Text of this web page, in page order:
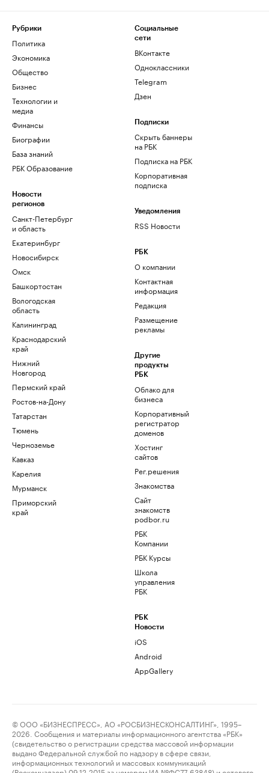
Рубрики
Политика
Экономика
Общество
Бизнес
Технологии и
медиа
Финансы
Биографии
База знаний
РБК Образование
Новости
регионов
Санкт-Петербург
и область
Екатеринбург
Новосибирск
Омск
Башкортостан
Вологодская
область
Калининград
Краснодарский
край
Нижний
Новгород
Пермский край
Ростов-на-Дону
Татарстан
Тюмень
Черноземье
Кавказ
Карелия
Мурманск
Приморский
край
Социальные
сети
ВКонтакте
Одноклассники
Telegram
Дзен
Подписки
Скрыть баннеры
на РБК
Подписка на РБК
Корпоративная
подписка
Уведомления
RSS Новости
РБК
О компании
Контактная
информация
Редакция
Размещение
рекламы
Другие
продукты
РБК
Облако для
бизнеса
Корпоративный
регистратор
доменов
Хостинг
сайтов
Рег.решения
Знакомства
Сайт
знакомств
podbor.ru
РБК
Компании
РБК Курсы
Школа
управления
РБК
РБК
Новости
iOS
Android
AppGallery
© ООО «БИЗНЕСПРЕСС», АО «РОСБИЗНЕСКОНСАЛТИНГ», 1995–
2026. Сообщения и материалы информационного агентства «РБК»
(свидетельство о регистрации средства массовой информации
выдано Федеральной службой по надзору в сфере связи,
информационных технологий и массовых коммуникаций